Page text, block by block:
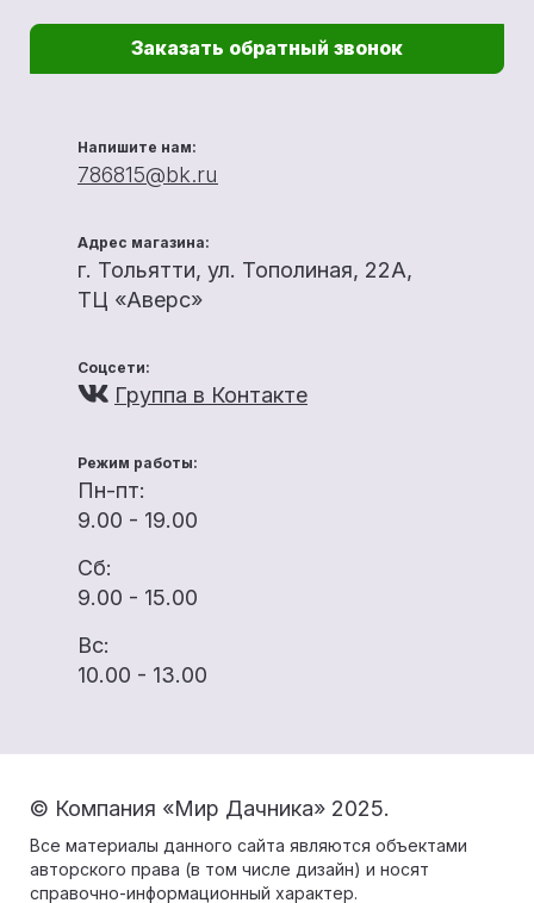
Заказать обратный звонок
Напишите нам:
786815@bk.ru
Адрес магазина:
г. Тольятти, ул. Тополиная, 22А,
ТЦ «Аверс»
Соцсети:
Группа в Контакте
Режим работы:
Пн-пт:
9.00 - 19.00
Сб:
9.00 - 15.00
Вс:
10.00 - 13.00
© Компания «Мир Дачника» 2025.
Все материалы данного сайта являются объектами
авторского права (в том числе дизайн) и носят
справочно-информационный характер.